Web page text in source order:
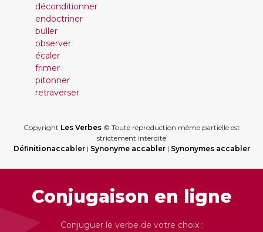
déconditionner
endoctriner
buller
observer
écaler
frimer
pitonner
retraverser
Copyright Les Verbes© Toute reproduction même partielle est
strictement interdite
Définitionaccabler| Synonyme accabler| Synonymes accabler
Conjugaison en ligne
Conjuguer le verbe de votre choix :